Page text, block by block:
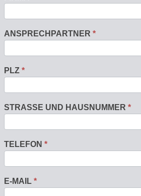
ANSPRECHPARTNER *
PLZ *
STRASSE UND HAUSNUMMER *
TELEFON *
E-MAIL *